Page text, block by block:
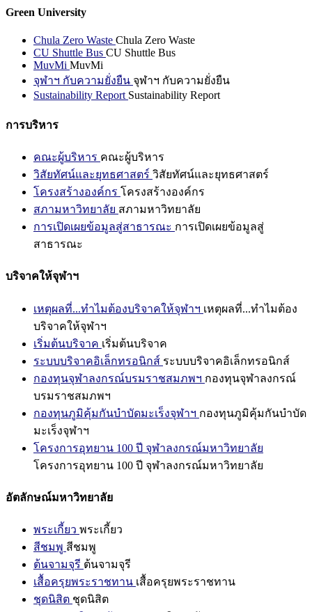
Green University
Chula Zero Waste Chula Zero Waste
CU Shuttle Bus CU Shuttle Bus
MuvMi MuvMi
จุฬาฯ กับความยั่งยืน จุฬาฯ กับความยั่งยืน
Sustainability Report Sustainability Report
การบริหาร
คณะผู้บริหาร คณะผู้บริหาร
วิสัยทัศน์และยุทธศาสตร์ วิสัยทัศน์และยุทธศาสตร์
โครงสร้างองค์กร โครงสร้างองค์กร
สภามหาวิทยาลัย สภามหาวิทยาลัย
การเปิดเผยข้อมูลสู่สาธารณะ การเปิดเผยข้อมูลสู่
สาธารณะ
บริจาคให้จุฬาฯ
เหตุผลที่...ทำไมต้องบริจาคให้จุฬาฯ เหตุผลที่...ทำไมต้อง
บริจาคให้จุฬาฯ
เริ่มต้นบริจาค เริ่มต้นบริจาค
ระบบบริจาคอิเล็กทรอนิกส์ ระบบบริจาคอิเล็กทรอนิกส์
กองทุนจุฬาลงกรณ์บรมราชสมภพฯ กองทุนจุฬาลงกรณ์
บรมราชสมภพฯ
กองทุนภูมิคุ้มกันบำบัดมะเร็งจุฬาฯ กองทุนภูมิคุ้มกันบำบัด
มะเร็งจุฬาฯ
โครงการอุทยาน 100 ปี จุฬาลงกรณ์มหาวิทยาลัย
โครงการอุทยาน 100 ปี จุฬาลงกรณ์มหาวิทยาลัย
อัตลักษณ์มหาวิทยาลัย
พระเกี้ยว พระเกี้ยว
สีชมพู สีชมพู
ต้นจามจุรี ต้นจามจุรี
เสื้อครุยพระราชทาน เสื้อครุยพระราชทาน
ชุดนิสิต ชุดนิสิต